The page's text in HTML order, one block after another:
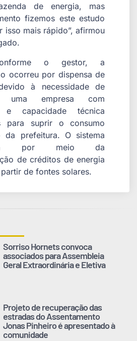
de energia, mas
fizemos este estudo
isso mais rápido”, afirmou
o gestor, a
ocorreu por dispensa de
à necessidade de
uma empresa com
e capacidade técnica
para suprir o consumo
da prefeitura. O sistema
por meio da
de créditos de energia
de fontes solares.
Sorriso Hornets convoca
associados para Assembleia
Geral Extraordinária e Eletiva
Projeto de recuperação das
estradas do Assentamento
Jonas Pinheiro é apresentado à
comunidade